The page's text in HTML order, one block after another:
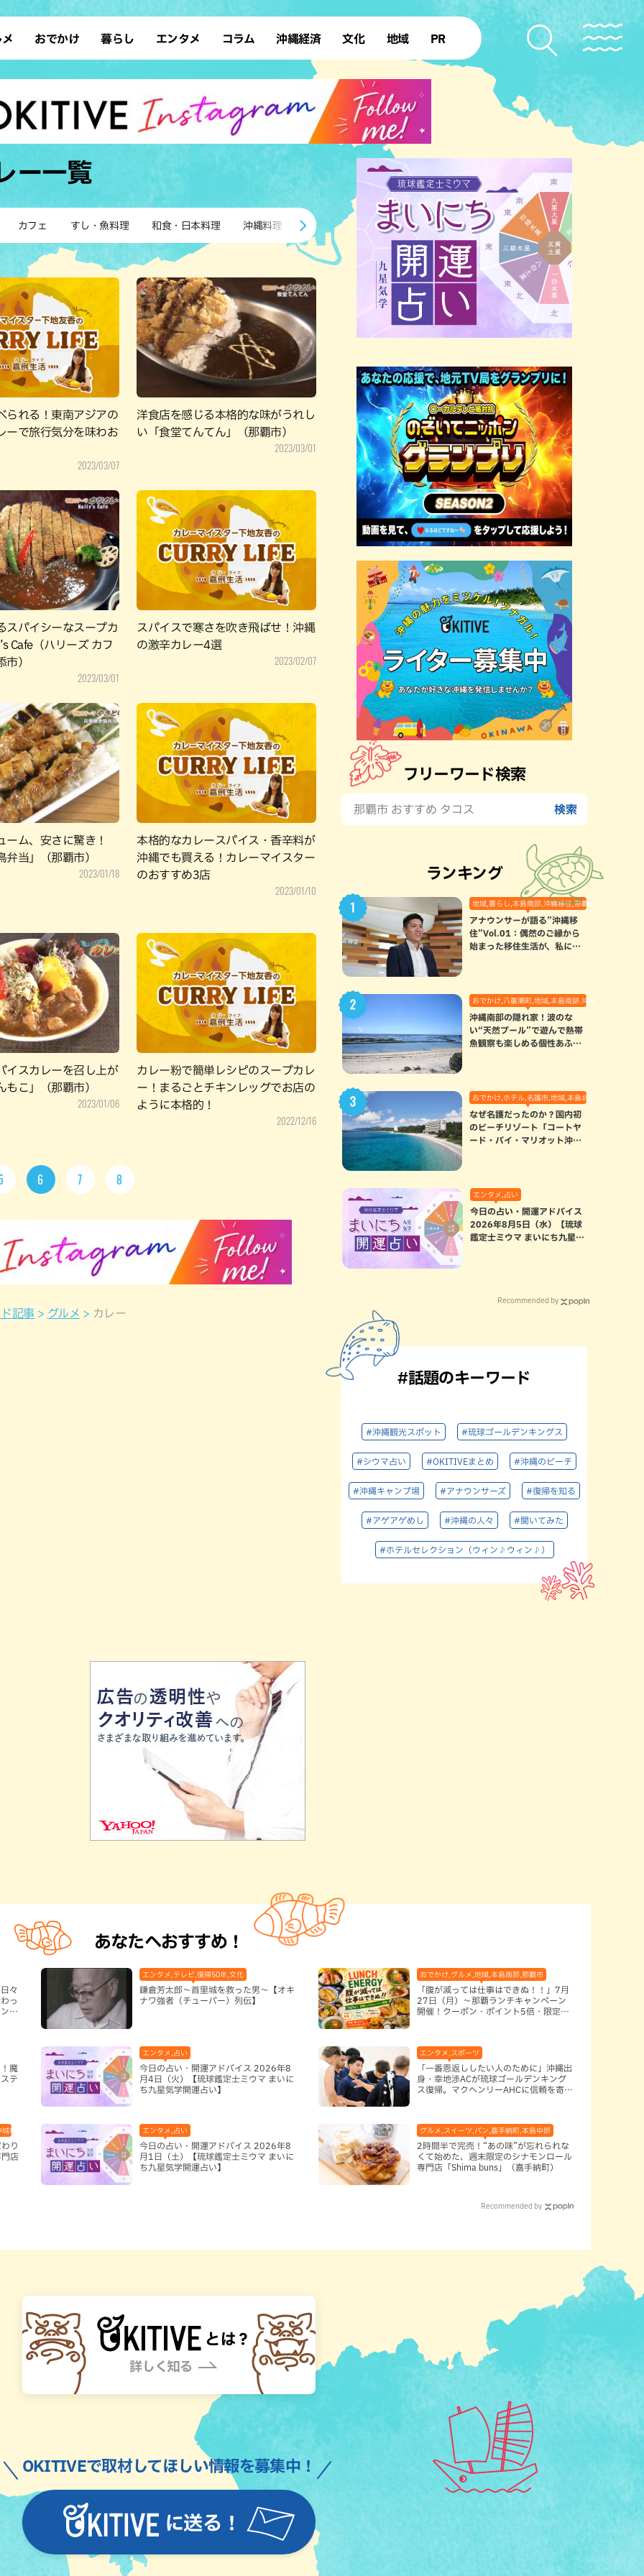
メ
ン 沖縄そば
ウト カフェ
料理 和食・日本料理
理 アジア・エスニック
・焼肉 焼鳥・串料理
肉料理 居酒屋・バー
バイキング スイーツ
カレー
ガー タコス・タコライス
おでかけ
デート ドライブ
散歩 ソロ活
サウナ 公園
暮らし
レシピ SDGs
ファッション ローカルニュース
沖縄移住 沖縄旧暦行事
エンタメ
スポーツ 占い
タレント・芸人 テレビ
コラム 沖縄経済 文化
復帰50年
地域
本島北部
本島南部 先島諸島
北部離島
PR
ー一覧
カフェ すし・魚料理 和食・日本料理 沖縄料理 アジア・エスニック 中華 イタリアン 洋食・西洋料理
られる！東南アジアの
ーで旅行気分を味わお
2023/03/07
洋食店を感じる本格的な味がうれし
い「食堂てんてん」（那覇市）
2023/03/01
スパイシーなスープカ
Cafe（ハリーズ カフ
市）
2023/03/01
スパイスで寒さを吹き飛ばせ！沖縄
の激辛カレー4選
2023/02/07
ーム、安さに驚き！
弁当」（那覇市）
2023/01/18
本格的なカレースパイス・香辛料が
沖縄でも買える！カレーマイスター
のおすすめ3店
2023/01/10
イスカレーを召し上が
もこ」（那覇市）
2023/01/06
カレー粉で簡単レシピのスープカレ
ー！まるごとチキンレッグでお店の
ように本格的！
2022/12/16
6 7 8
記事 グルメ カレー
フリーワード検索
ランキング
地域,暮らし,本島南部,沖縄移住,那覇市
アナウンサーが語る”沖縄移
住”Vol.01：偶然のご縁から
始まった移住生活が、私にと
おでかけ,八重瀬町,地域,本島南部,沖縄の海,自然
沖縄南部の隠れ家！波のな
い“天然プール”で遊んで熱帯
魚観察も楽しめる個性あふれ
おでかけ,ホテル,名護市,地域,本島北部
なぜ名護だったのか？国内初
のビーチリゾート「コートヤ
ード・バイ・マリオット沖縄
エンタメ,占い
今日の占い・開運アドバイス
2026年8月5日（水）【琉球
鑑定士ミウマ まいにち九星気
Recommended by
#話題のキーワード
#沖縄観光スポット #琉球ゴールデンキングス
#シウマ占い #OKITIVEまとめ #沖縄のビーチ
#沖縄キャンプ場 #アナウンサーズ #復帰を知る
#アゲアゲめし #沖縄の人々 #聞いてみた
#ホテルセレクション（ウィン♪ウィン♪）
あなたへおすすめ！
々
っ
と
エンタメ,テレビ,復帰50年,文化
鎌倉芳太郎～首里城を救った男～【オキ
ナワ強者（チューバー）列伝】
おでかけ,グルメ,地域,本島南部,那覇市
「腹が減っては仕事はできぬ！！」7月
27日（月）〜那覇ランチキャンペーン
開催！クーポン・ポイント5倍・限定グ
魔
テ
エンタメ,占い
今日の占い・開運アドバイス 2026年8
月4日（火）【琉球鑑定士ミウマ まいに
ち九星気学開運占い】
エンタメ,スポーツ
「一番恩返ししたい人のために」沖縄出
身・幸地渉ACが琉球ゴールデンキング
ス復帰。マクヘンリーAHCに信頼を寄せ
村,和食・日本料理,地域,本島中部
り
門店
エンタメ,占い
今日の占い・開運アドバイス 2026年8
月1日（土）【琉球鑑定士ミウマ まいに
ち九星気学開運占い】
グルメ,スイーツ,パン,嘉手納町,本島中部
2時間半で完売！“あの味”が忘れられな
くて始めた、週末限定のシナモンロール
専門店「Shima buns」（嘉手納町）
Recommended by
に送る！
OKITIVEで取材してほしい情報を募集中！